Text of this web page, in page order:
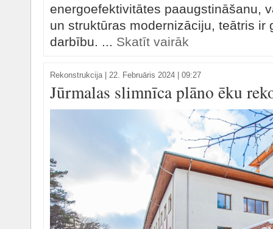
energoefektivitātes paaugstināšanu,
un struktūras modernizāciju, teātris ir
darbību. ... Skatīt vairāk
Rekonstrukcija| 22. Februāris 2024 | 09:27
Jūrmalas slimnīca plāno ēku